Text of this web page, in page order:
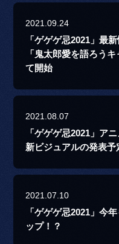
2021.09.24
「ゲゲゲ忌2021」最
「鬼太郎愛を語ろう
て開始
2021.08.07
「ゲゲゲ忌2021」ア
新ビジュアルの発表予
2021.07.10
「ゲゲゲ忌2021」今
ップ！？